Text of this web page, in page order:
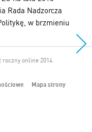
Rada Nadzorcza
w brzmieniu
roczny online 2014
Mapa strony